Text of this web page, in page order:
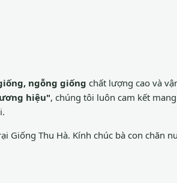
ngỗng giống chất lượng cao và
hiệu", chúng tôi luôn cam kết
Giống Thu Hà. Kính chúc bà con chăn